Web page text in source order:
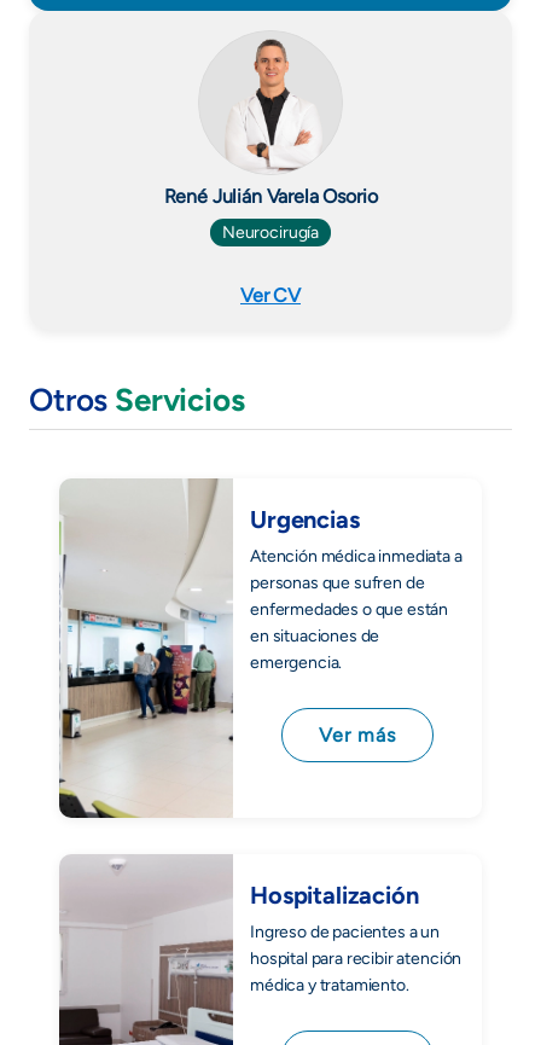
René Julián Varela Osorio
Neurocirugía
Ver CV
Otros Servicios
Urgencias
Atención médica inmediata a
personas que sufren de
enfermedades o que están
en situaciones de
emergencia.
Ver más
Hospitalización
Ingreso de pacientes a un
hospital para recibir atención
médica y tratamiento.